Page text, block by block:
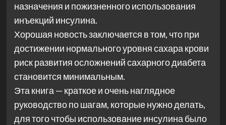
назначения и пожизненного использования
инъекций инсулина.
Хорошая новость заключается в том, что при
достижении нормального уровня сахара крови
риск развития осложнений сахарного диабета
становится минимальным.
Эта книга — краткое и очень наглядное
руководство по шагам, которые нужно делать,
для того чтобы использование инсулина было